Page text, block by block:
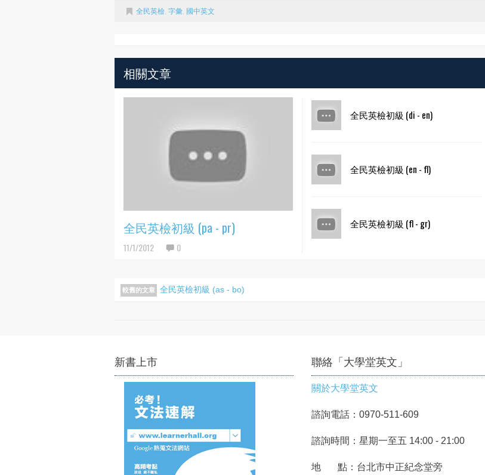
全民英檢 字彙 國中英文
相關文章
全民英檢初級 (pa - pr)
11/1/2012 0
全民英檢初級 (di - en)
全民英檢初級 (en - fl)
全民英檢初級 (fl - gr)
較舊的文章 全民英檢初級 (as - bo)
新書上市 聯絡「大學堂英文」
關於大學堂英文
諮詢電話：0970-511-609
諮詢時間：星期一至五 14:00 - 21:00
地 點：台北市中正紀念堂旁